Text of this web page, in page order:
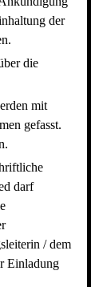
der
die
mit
gefasst.
darf
/ dem
Einladung